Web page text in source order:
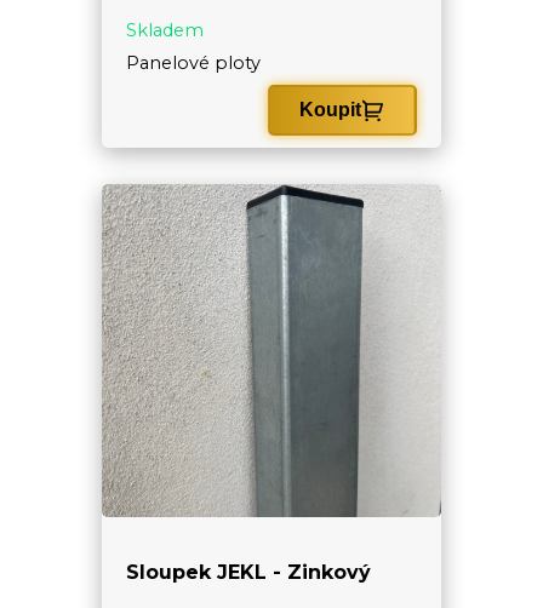
Skladem
Panelové ploty
Koupit
Sloupek JEKL - Zinkový